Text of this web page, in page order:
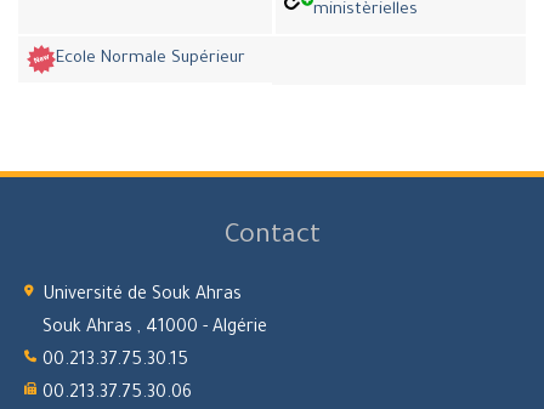
ministèrielles
Ecole Normale Supérieur
Contact
Université de Souk Ahras
Souk Ahras , 41000 - Algérie
00.213.37.75.30.15
00.213.37.75.30.06